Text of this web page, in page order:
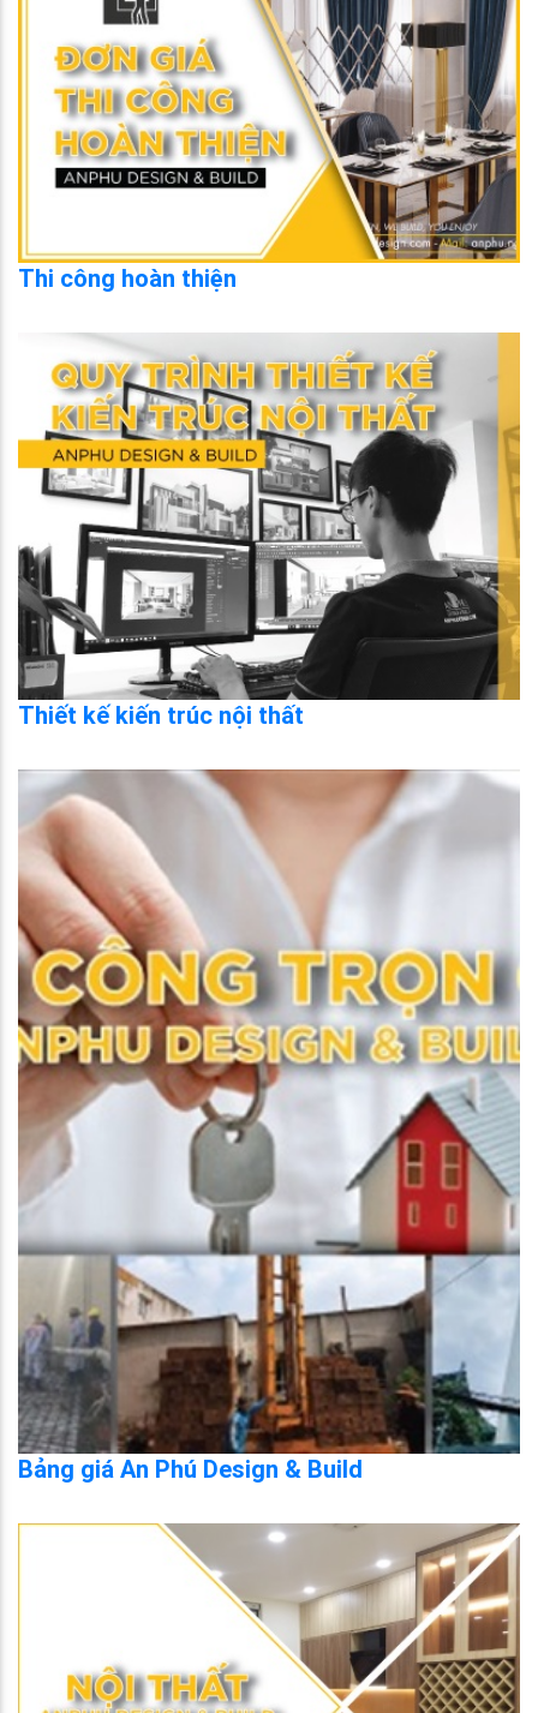
Thi công hoàn thiện
Thiết kế kiến trúc nội thất
Bảng giá An Phú Design & Build